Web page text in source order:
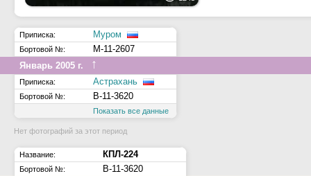
Приписка: Муром
Бортовой №:
М-11-2607
Январь 2005 г.
↑
Приписка: Астрахань
Бортовой №: В-11-3620
Показать все данные
Нет фотографий за этот период
Название: КПЛ-224
Бортовой №:
В-11-3620